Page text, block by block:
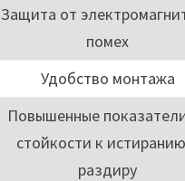
Защита от
помех
Удобство монтажа
Повышенные
стойкости к
раздиру